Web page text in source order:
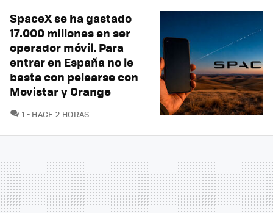
SpaceX se ha gastado
17.000 millones en ser
operador móvil. Para
entrar en España no le
basta con pelearse con
Movistar y Orange
1 COMENTARIOS
HACE 2 HORAS